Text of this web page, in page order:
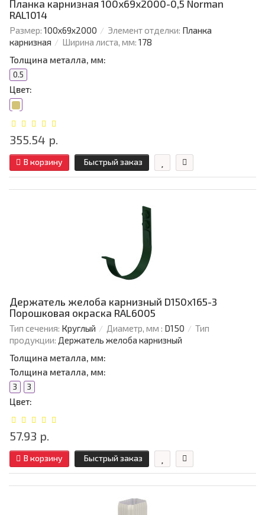
Планка карнизная 100х69х2000-0,5 Norman
RAL1014
Размер: 100х69х2000 Элемент отделки: Планка
карнизная
Ширина листа, мм: 178
Толщина металла, мм:
0.5
Цвет:
355.54 р.
В корзину Быстрый заказ
Держатель желоба карнизный D150х165-3
Порошковая окраска RAL6005
Тип сечения: Круглый Диаметр, мм : D150
Тип
продукции: Держатель желоба карнизный
Толщина металла, мм:
Толщина металла, мм:
3 3
Цвет:
57.93 р.
В корзину Быстрый заказ